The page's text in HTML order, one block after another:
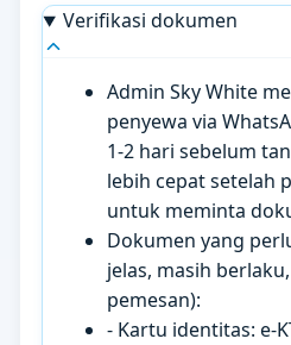
Verifikasi dokumen
Admin Sky White
penyewa via
1-2 hari sebelum
lebih cepat setelah
untuk meminta
Dokumen yang
jelas, masih
pemesan):
- Kartu identitas: e-